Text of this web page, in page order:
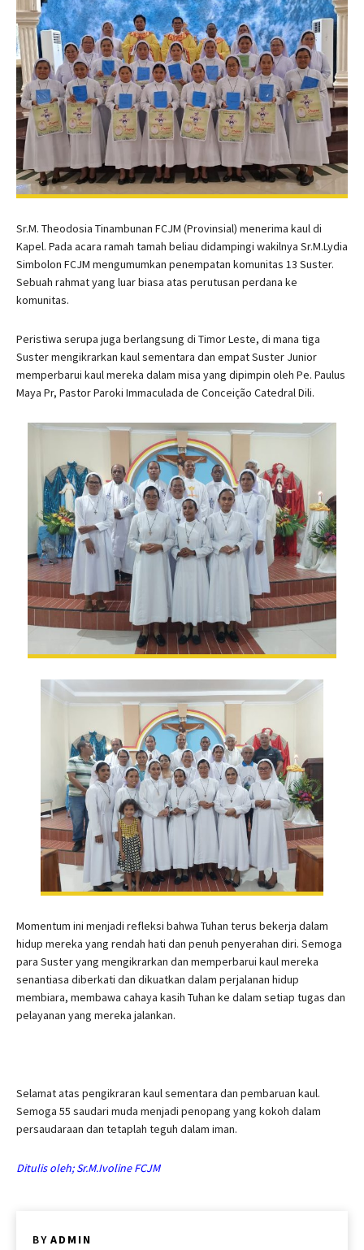
Sr.M. Theodosia Tinambunan FCJM (Provinsial) menerima kaul di
Kapel. Pada acara ramah tamah beliau didampingi wakilnya Sr.M.Lydia
Simbolon FCJM mengumumkan penempatan komunitas 13 Suster.
Sebuah rahmat yang luar biasa atas perutusan perdana ke
komunitas.
Peristiwa serupa juga berlangsung di Timor Leste, di mana tiga
Suster mengikrarkan kaul sementara dan empat Suster Junior
memperbarui kaul mereka dalam misa yang dipimpin oleh Pe. Paulus
Maya Pr, Pastor Paroki Immaculada de Conceição Catedral Dili.
Momentum ini menjadi refleksi bahwa Tuhan terus bekerja dalam
hidup mereka yang rendah hati dan penuh penyerahan diri. Semoga
para Suster yang mengikrarkan dan memperbarui kaul mereka
senantiasa diberkati dan dikuatkan dalam perjalanan hidup
membiara, membawa cahaya kasih Tuhan ke dalam setiap tugas dan
pelayanan yang mereka jalankan.
Selamat atas pengikraran kaul sementara dan pembaruan kaul.
Semoga 55 saudari muda menjadi penopang yang kokoh dalam
persaudaraan dan tetaplah teguh dalam iman.
Ditulis oleh; Sr.M.Ivoline FCJM
BY ADMIN